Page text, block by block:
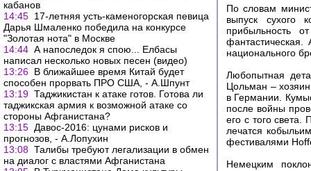
кабанов
14:45 17-летняя усть-каменогорская певица
Дарья Шмаленко победила на конкурсе
"Золотая нота" в Москве
14:44 А напоследок я спою... Елбасы
написал несколько новых песен (видео)
13:26 В ближайшее время Китай будет
способен прорвать ПРО США, - А.Шпунт
13:19 Таджикистан к атаке готов. Готова ли
таджикская армия к возможной атаке со
стороны Афганистана?
13:15 Давос-2016: цунами рисков и
прогнозов, - А.Лопухин
13:08 Талибы требуют легализации в обмен
на диалог с властями Афганистана
По словам
выпуск сухого
прибыльность
национального
Любопытная
Цольман –
в Германии.
после войны
его с того
лечатся
фестивалями
Немецким